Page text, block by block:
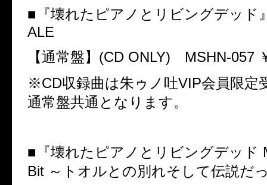
■『壊れたピアノとリビングデッド
ALE
【通常盤】 (CD ONLY) MSHN-057
※CD収録曲は朱ゥノ吐VIP会員限定
通常盤共通となります。
■『壊れたピアノとリビングデッド
Bit ～トオルとの別れそして伝説だ